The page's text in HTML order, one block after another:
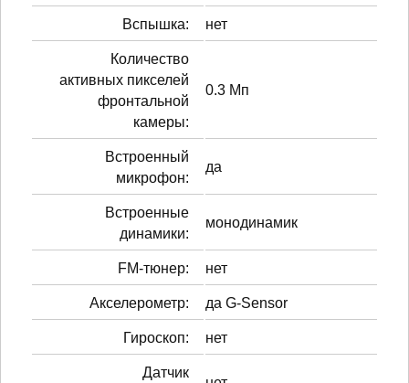
Вспышка: нет
Количество
активных пикселей
фронтальной
камеры:
0.3 Мп
Встроенный
микрофон:
да
Встроенные
динамики:
монодинамик
FM-тюнер: нет
Акселерометр: да G-Sensor
Гироскоп: нет
Датчик